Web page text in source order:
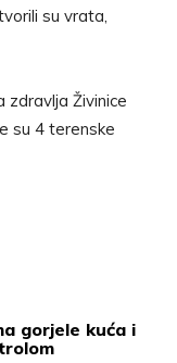
su vrata,
zdravlja Živinice
su 4 terenske
gorjele kuća i